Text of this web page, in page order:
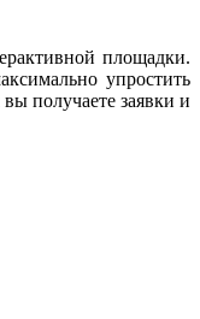
площадки.
упростить
получаете заявки и